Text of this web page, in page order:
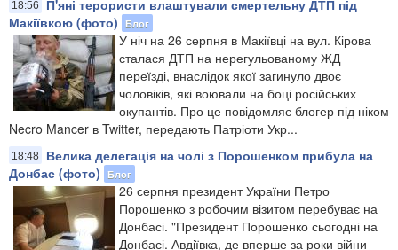
18:56
П'яні терористи влаштували смертельну ДТП під
Макіївкою (фото)
Блог
У ніч на 26 серпня в Макіївці на вул. Кірова
сталася ДТП на нерегульованому ЖД
переїзді, внаслідок якої загинуло двоє
чоловіків, які воювали на боці російських
окупантів. Про це повідомляє блогер під ніком
Necro Mancer в Twitter, передають Патріоти Укр...
18:48
Велика делегація на чолі з Порошенком прибула на
Донбас (фото)
Блог
26 серпня президент України Петро
Порошенко з робочим візитом перебуває на
Донбасі. "Президент Порошенко сьогодні на
Донбасі. Авдіївка, де вперше за роки війни